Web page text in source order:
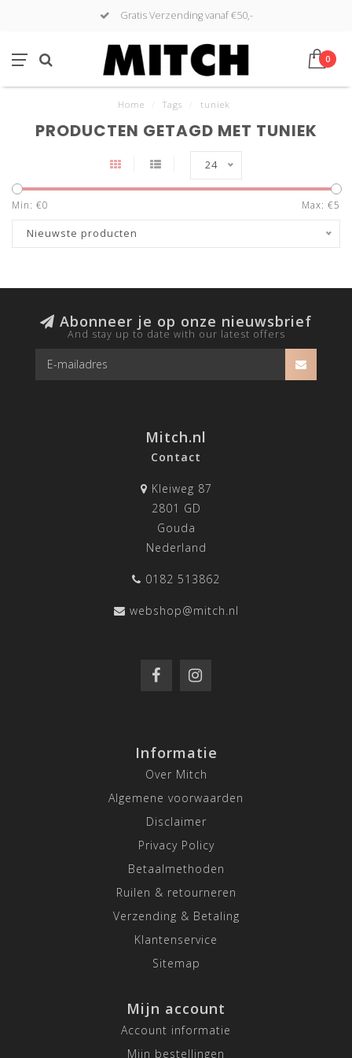
Gratis Verzending vanaf €50,-
0
Home Tags tuniek
PRODUCTEN GETAGD MET TUNIEK
24
Min: €0 Max: €5
Nieuwste producten
Abonneer je op onze nieuwsbrief
And stay up to date with our latest offers
Mitch.nl
Contact
Kleiweg 87
2801 GD
Gouda
Nederland
0182 513862
webshop@mitch.nl
Informatie
Over Mitch
Algemene voorwaarden
Disclaimer
Privacy Policy
Betaalmethoden
Ruilen & retourneren
Verzending & Betaling
Klantenservice
Sitemap
Mijn account
Account informatie
Mijn bestellingen